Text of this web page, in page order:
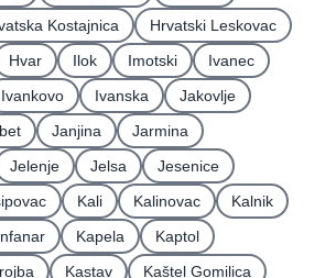
Kostajnica
Hrvatski Leskovac
Hvar Ilok Imotski
Ivanec
Ivankovo Ivanska
Jakovlje
Janjina
Jarmina
Jelenje Jelsa
Jesenice
Kali Kalinovac
Kalnik
Kapela
Kaptol
Kastav Kaštel Gomilica